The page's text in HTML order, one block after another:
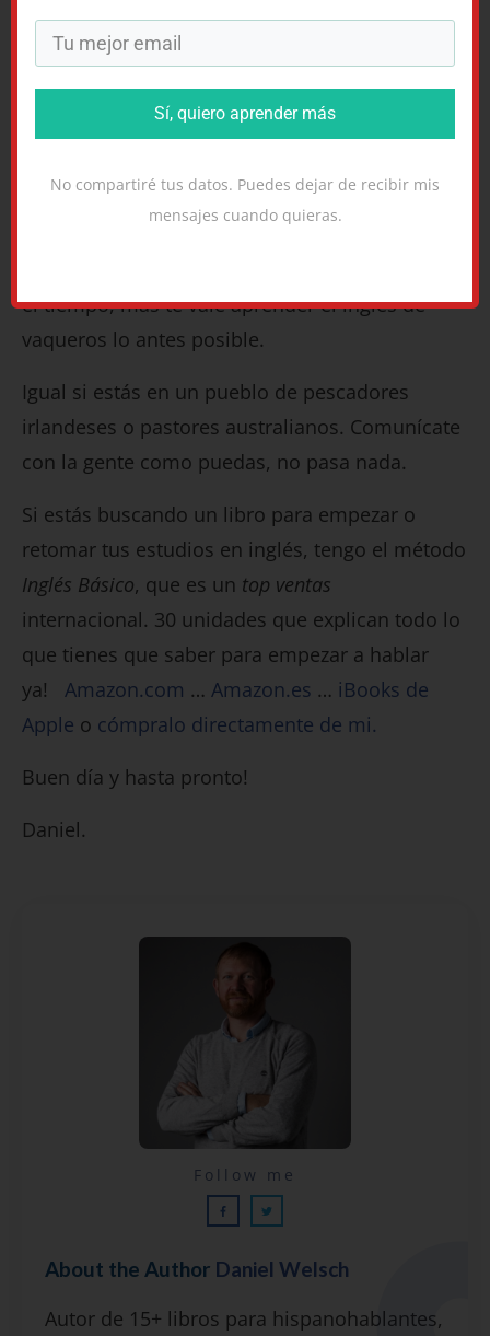
hablan como les da la gana, pero quiero que
por lo menos sepan cómo hacerlo bien.
En todo caso, soy gran proponente de la idea de
“Adonde fueres, haz lo que vieres.”
Si estás en un pueblo de Wyoming (o Arizona,
el tiempo, más te vale aprender el inglés de
vaqueros lo antes posible.
Igual si estás en un pueblo de pescadores
irlandeses o pastores australianos. Comunícate
con la gente como puedas, no pasa nada.
Si estás buscando un libro para empezar o
retomar tus estudios en inglés, tengo el método
Inglés Básico, que es un top ventas
internacional. 30 unidades que explican todo lo
que tienes que saber para empezar a hablar
ya! Amazon.com … Amazon.es … iBooks de
Apple o cómpralo directamente de mi.
Buen día y hasta pronto!
Daniel.
Lecciones por email...
Suscríbete y recibirás 2 o 3 lecciones
gratuitas por semana, además de la guía
About the Author Daniel Welsch
Autor de 15+ libros para hispanohablantes,
Follow me
Sí, quiero aprender más
No compartiré tus datos. Puedes dejar de recibir mis
mensajes cuando quieras.